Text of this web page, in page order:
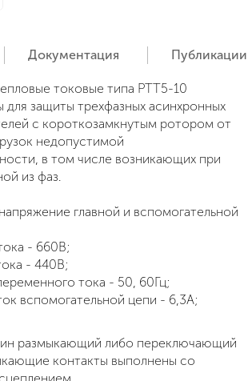
Документация Публикации
токовые типа РТТ5-10
для защиты трехфазных асинхронных
с короткозамкнутым ротором от
недопустимой
в том числе возникающих при
из фаз.
главной и вспомогательной
- 660В;
- 440В;
тока - 50, 60Гц;
вспомогательной цепи - 6,3А;
размыкающий либо переключающий
контакты выполнены со